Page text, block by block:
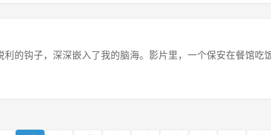
的钩子，深深嵌入了我的脑海。影片里，一个保安在餐馆吃